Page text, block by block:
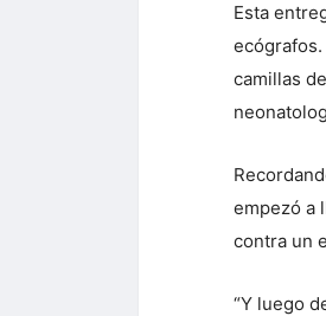
Esta
camillas
empezó a
contra un
“Y luego